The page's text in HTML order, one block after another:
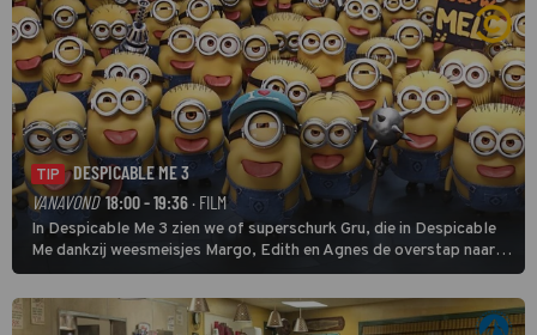
TIP
DESPICABLE ME 3
VANAVOND 18:00 - 19:36· FILM
In Despicable Me 3 zien we of superschurk Gru, die in Despicable
Me dankzij weesmeisjes Margo, Edith en Agnes de overstap naar
het rechte pad maakte, ook op dat pad weet te blijven.